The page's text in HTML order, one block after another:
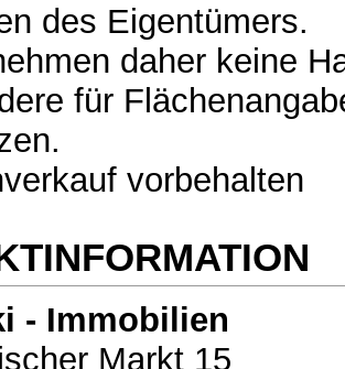
des Eigentümers.
daher keine
für
vorbehalten
- Immobilien
Markt 15